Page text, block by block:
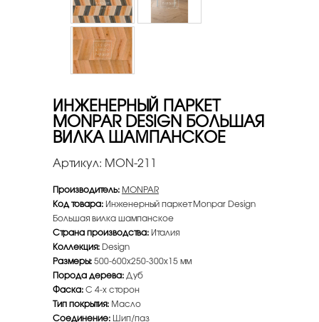
ИНЖЕНЕРНЫЙ ПАРКЕТ
MONPAR DESIGN БОЛЬШАЯ
ВИЛКА ШАМПАНСКОЕ
Артикул: MON-211
Производитель: MONPAR
Код товара: Инженерный паркет Monpar Design
Большая вилка шампанское
Страна производства: Италия
Коллекция: Design
Размеры:500-600х250-300х15 мм
Порода дерева:Дуб
Фаска:С 4-х сторон
Тип покрытия: Масло
Соединение: Шип/паз